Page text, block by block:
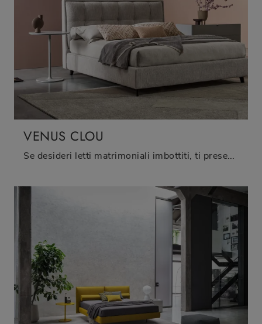
VENUS CLOU
Se desideri letti matrimoniali imbottiti, ti presentiamo il modello Venus Clou in tessuto per impreziosire la camera da letto.